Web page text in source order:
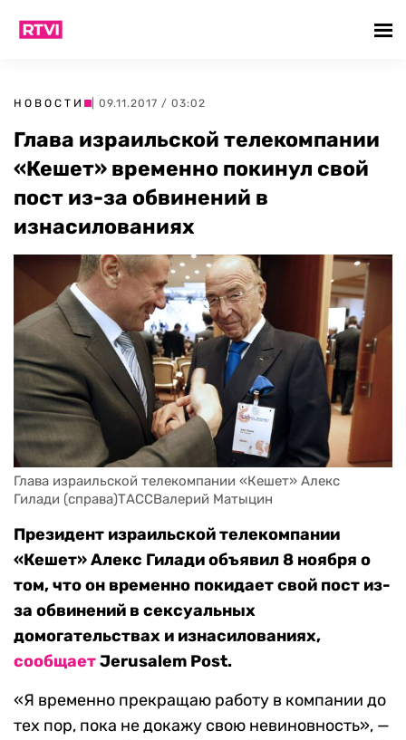
НОВОСТИ | 09.11.2017 / 03:02
Глава израильской телекомпании
«Кешет» временно покинул свой
пост из-за обвинений в
изнасилованиях
Глава израильской телекомпании «Кешет» Алекс
Гилади (справа)ТАССВалерий Матыцин
Президент израильской телекомпании
«Кешет» Алекс Гилади объявил 8 ноября о
том, что он временно покидает свой пост из-
за обвинений в сексуальных
домогательствах и изнасилованиях,
сообщаетJerusalem Post.
«Я временно прекращаю работу в компании до
тех пор, пока не докажу свою невиновность», —